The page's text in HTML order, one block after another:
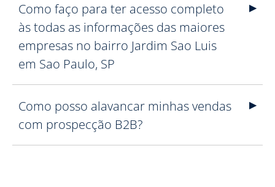
Como faço para ter acesso completo
às todas as informações das maiores
empresas no bairro Jardim Sao Luis
em Sao Paulo, SP
Como posso alavancar minhas vendas
com prospecção B2B?